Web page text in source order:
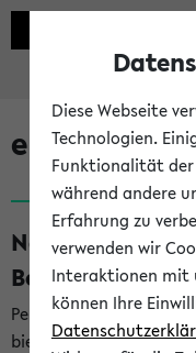
eKVV News
Per E-Mail eingestellt
bielefeld.de an den
Diese Webseite
Technologien.
Funktionalität der
während andere
Erfahrung zu
verwenden wir
Interaktionen mit
können Ihre